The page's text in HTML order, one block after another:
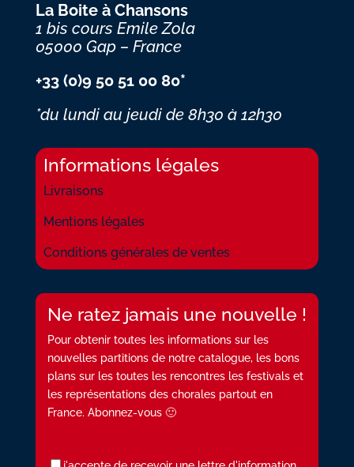
La Boite à Chansons
1 bis cours Emile Zola
05000 Gap – France
+33 (0)9 50 51 00 80*
*du lundi au jeudi de 8h30 à 12h30
Informations légales
Livraisons
Mentions légales
Conditions générales de ventes
Ne ratez jamais une nouvelle !
Pour obtenir toutes les informations sur les
nouvelles partitions de notre catalogue, les bons
plans sur les toutes les rencontres les festivals et
les représentations des chorales partout en
France. Abonnez-vous 🙂